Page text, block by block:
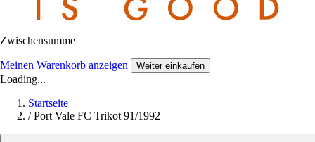
Zwischensumme
Meinen Warenkorb anzeigen Weiter einkaufen
Loading...
Startseite
/ Port Vale FC Trikot 91/1992